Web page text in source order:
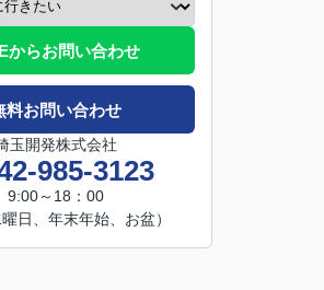
からお問い合わせ
料お問い合わせ
玉開発株式会社
985-3123
9:00～18：00
曜日、年末年始、お盆）